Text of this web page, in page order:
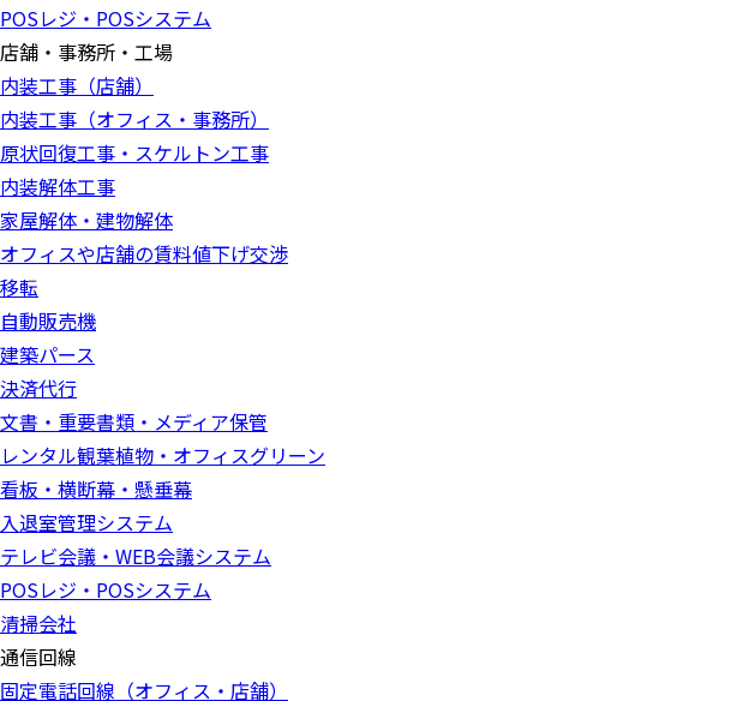
POSレジ・POSシステム
店舗・事務所・工場
内装工事（店舗）
内装工事（オフィス・事務所）
原状回復工事・スケルトン工事
内装解体工事
家屋解体・建物解体
オフィスや店舗の賃料値下げ交渉
移転
自動販売機
建築パース
決済代行
文書・重要書類・メディア保管
レンタル観葉植物・オフィスグリーン
看板・横断幕・懸垂幕
入退室管理システム
テレビ会議・WEB会議システム
POSレジ・POSシステム
清掃会社
通信回線
固定電話回線（オフィス・店舗）